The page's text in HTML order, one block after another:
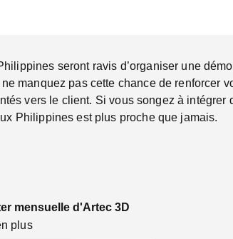
seront ravis d’organiser une
manquez pas cette chance de renforcer
vers le client. Si vous songez à
Philippines est plus proche que jamais.
mensuelle d'Artec 3D
plus